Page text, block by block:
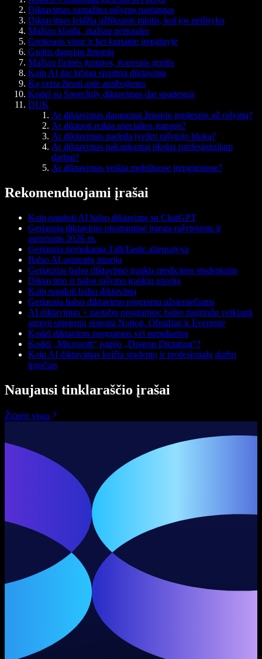
Diktavimas sumažina rašymo pastangas
Diktavimas leidžia užfiksuoti mintis, kol jos neišnyko
Mažiau klaidų, mažiau pertraukų
Greitesnis visur ir bet kuriame įrenginyje
Greitis daugiau žmonių
Mažiau fizinės įtampos, tvaresnis greitis
Kaip AI dar labiau spartina diktavimą
Ką verta žinoti apie apribojimus
Kodėl su Speechify diktavimas dar spartesnis
DUK
Ar diktavimas daugumai žmonių greitesnis už rašymą?
Ar diktuoti reikia specialios įrangos?
Ar diktavimas padeda įveikti rašytojo bloką?
Ar diktavimas pakankamai tikslus profesionaliam
darbui?
Ar diktavimas veikia mobiliuose įrenginiuose?
Rekomenduojami įrašai
Kaip naudoti AI balso diktavimą su ChatGPT
Geriausia diktavimo programinė įranga rašytojams ir
autoriams 2026 m.
Geriausia nemokama TalkTastic alternatyva
Balso AI asistentų istorija
Geriausias balso diktavimo įrankis medicinos studentams
Diktavimo ir balso rašymo įrankių istorija
Kaip naudoti balso diktavimą
Geriausia balso diktavimo programa užsieniečiams
AI diktavimas + pastabų programos: balso pagrindu veikianti
antroji smegenų sistema Notion, Obsidian ir Evernote
Kodėl diktavimo programos vėl populiarios
Kodėl „Microsoft“ įsigijo „Dragon Dictation“?
Kaip AI diktavimas keičia studentų ir profesionalų darbo
įpročius
Naujausi tinklaraščio įrašai
Žiūrėti visus